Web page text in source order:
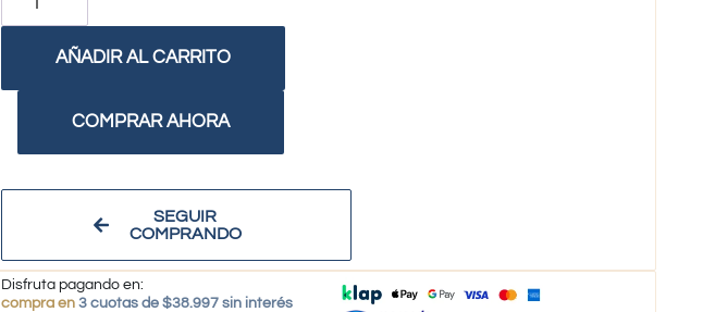
AÑADIR AL CARRITO
COMPRAR AHORA
SEGUIR
COMPRANDO
Disfruta pagando en:
compra en 3 cuotas de $38.997 sin interés